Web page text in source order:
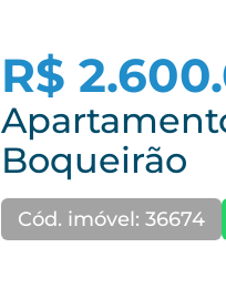
R$
Boqueirão
Cód. imóvel: 36674